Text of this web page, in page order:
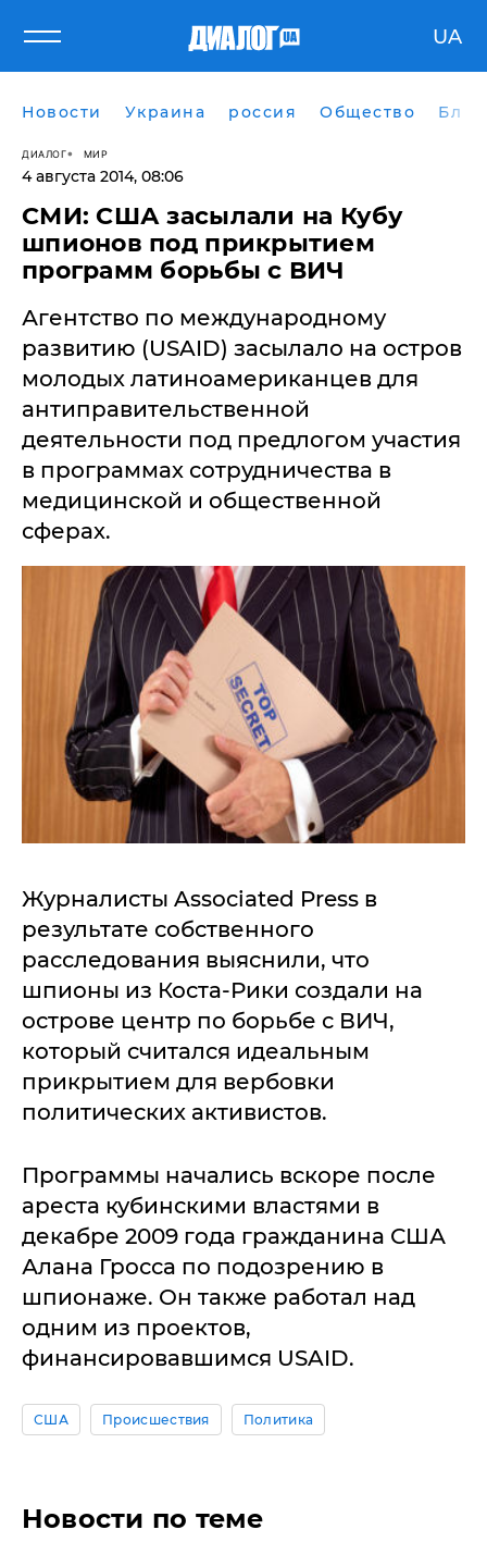
UA
Новости Украина россия Общество
ДИАЛОГ МИР
4 августа 2014, 08:06
​СМИ: США засылали на Кубу
шпионов под прикрытием
программ борьбы с ВИЧ
Агентство по международному
развитию (USAID) засылало на остров
молодых латиноамериканцев для
антиправительственной
деятельности под предлогом участия
в программах сотрудничества в
медицинской и общественной
сферах.
Журналисты Associated Press в
результате собственного
расследования выяснили, что
шпионы из Коста-Рики создали на
острове центр по борьбе с ВИЧ,
который считался идеальным
прикрытием для вербовки
политических активистов.
Программы начались вскоре после
ареста кубинскими властями в
декабре 2009 года гражданина США
Алана Гросса по подозрению в
шпионаже. Он также работал над
одним из проектов,
финансировавшимся USAID.
США Происшествия Политика
Новости по теме